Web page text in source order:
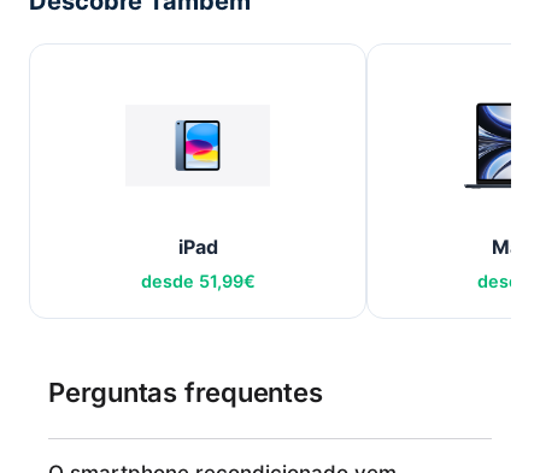
iPad
desde 51,99€ desde
Perguntas frequentes